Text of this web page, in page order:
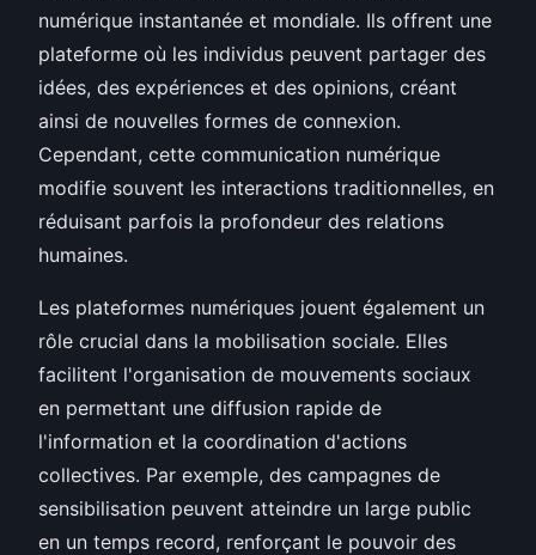
numérique instantanée et mondiale. Ils offrent une
plateforme où les individus peuvent partager des
idées, des expériences et des opinions, créant
ainsi de nouvelles formes de connexion.
Cependant, cette communication numérique
modifie souvent les interactions traditionnelles, en
réduisant parfois la profondeur des relations
humaines.
Les plateformes numériques jouent également un
rôle crucial dans la mobilisation sociale. Elles
facilitent l'organisation de mouvements sociaux
en permettant une diffusion rapide de
l'information et la coordination d'actions
collectives. Par exemple, des campagnes de
sensibilisation peuvent atteindre un large public
en un temps record, renforçant le pouvoir des